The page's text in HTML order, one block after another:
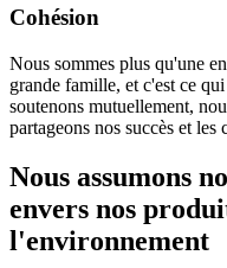
Cohésion
Nous sommes plus qu'une
grande famille, et c'est ce
soutenons mutuellement,
partageons nos succès et les
Nous assumons
envers nos
l'environnement